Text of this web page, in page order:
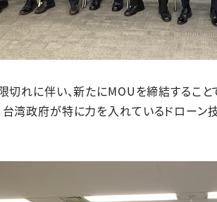
切れに伴い、新たにMOUを締結するこ
湾政府が特に力を入れているドロー